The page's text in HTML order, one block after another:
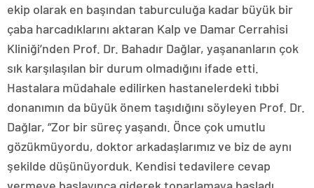
ekip olarak en başından taburculuğa kadar büyük bir
çaba harcadıklarını aktaran Kalp ve Damar Cerrahisi
Kliniği’nden Prof. Dr. Bahadır Dağlar, yaşananların çok
sık karşılaşılan bir durum olmadığını ifade etti.
Hastalara müdahale edilirken hastanelerdeki tıbbi
donanımın da büyük önem taşıdığını söyleyen Prof. Dr.
Dağlar, “Zor bir süreç yaşandı. Önce çok umutlu
gözükmüyordu, doktor arkadaşlarımız ve biz de aynı
şekilde düşünüyorduk. Kendisi tedavilere cevap